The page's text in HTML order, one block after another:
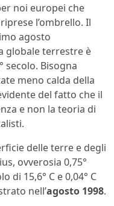
noi europei che
l’ombrello. Il
agosto
globale terrestre è
secolo. Bisogna
meno calda della
del fatto che il
e non la teoria di
delle terre e degli
ovverosia 0,75°
di 15,6° C e 0,04° C
nell’agosto 1998.